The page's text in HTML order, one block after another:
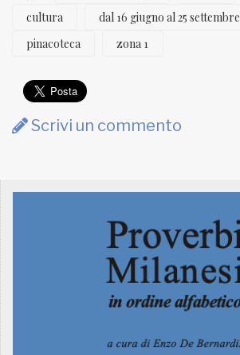
cultura
dal 16 giugno al 25 settembre
pinacoteca
zona 1
Scrivi un commento